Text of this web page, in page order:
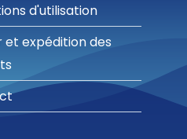
d'utilisation
et expédition des